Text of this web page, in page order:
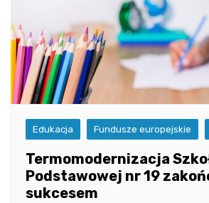
Edukacja Fundusze europejskie
Termomodernizacja
Podstawowej nr 19
sukcesem